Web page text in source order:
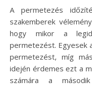
A permetezés
szakemberek
hogy mikor a
permetezést. Egyesek
permetezést, míg
idején érdemes ezt a
számára a